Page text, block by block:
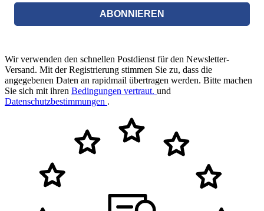
ABONNIEREN
Wir verwenden den schnellen Postdienst für den Newsletter-
Versand. Mit der Registrierung stimmen Sie zu, dass die
angegebenen Daten an rapidmail übertragen werden. Bitte machen
Sie sich mit ihren Bedingungen vertraut. und
Datenschutzbestimmungen .